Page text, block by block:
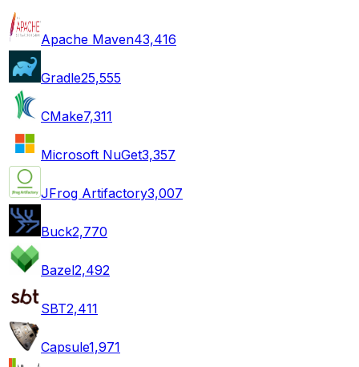
Apache Maven43,416
Gradle25,555
CMake7,311
Microsoft NuGet3,357
JFrog Artifactory3,007
Buck2,770
Bazel2,492
SBT2,411
Capsule1,971